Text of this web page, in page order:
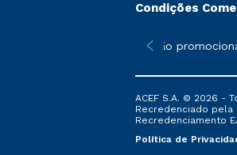
Condições
sofrer alterações nos períodos
*A condição
ACEF S.A. © 2026 -
Recredenciado pela
Recredenciamento
Política de